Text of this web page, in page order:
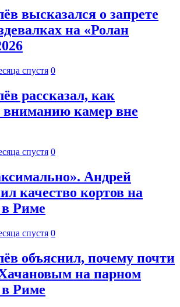
высказался о запрете
на «Ролан
спустя 0
рассказал, как
вниманию камер вне
спустя 0
Андрей
качество кортов на
Риме
спустя 0
объяснил, почему почти
на парном
Риме